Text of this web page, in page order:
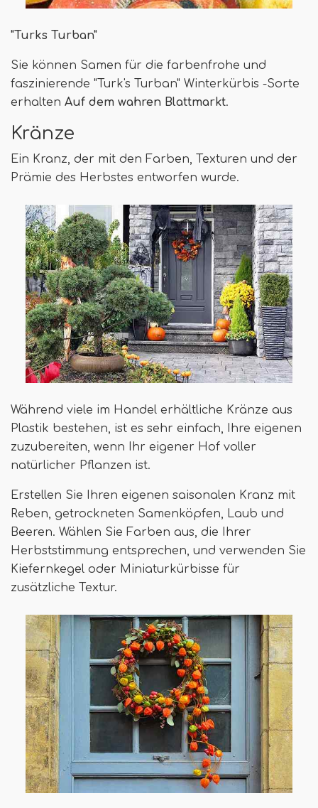
"Turks Turban"
Sie können Samen für die farbenfrohe und
faszinierende "Turk's Turban" Winterkürbis -Sorte
erhalten Auf dem wahren Blattmarkt.
Kränze
Ein Kranz, der mit den Farben, Texturen und der
Prämie des Herbstes entworfen wurde.
Während viele im Handel erhältliche Kränze aus
Plastik bestehen, ist es sehr einfach, Ihre eigenen
zuzubereiten, wenn Ihr eigener Hof voller
natürlicher Pflanzen ist.
Erstellen Sie Ihren eigenen saisonalen Kranz mit
Reben, getrockneten Samenköpfen, Laub und
Beeren. Wählen Sie Farben aus, die Ihrer
Herbststimmung entsprechen, und verwenden Sie
Kiefernkegel oder Miniaturkürbisse für
zusätzliche Textur.